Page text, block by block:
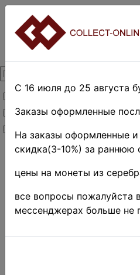
Товары со скидкой
Товары в наличии
Новинки
С 16 июля до 25 августа
Заказы оформленные
На заказы оформленные и
скидка(3-10%) за раннюю
цены на монеты из
все вопросы пожалуйста
мессенджерах больше не